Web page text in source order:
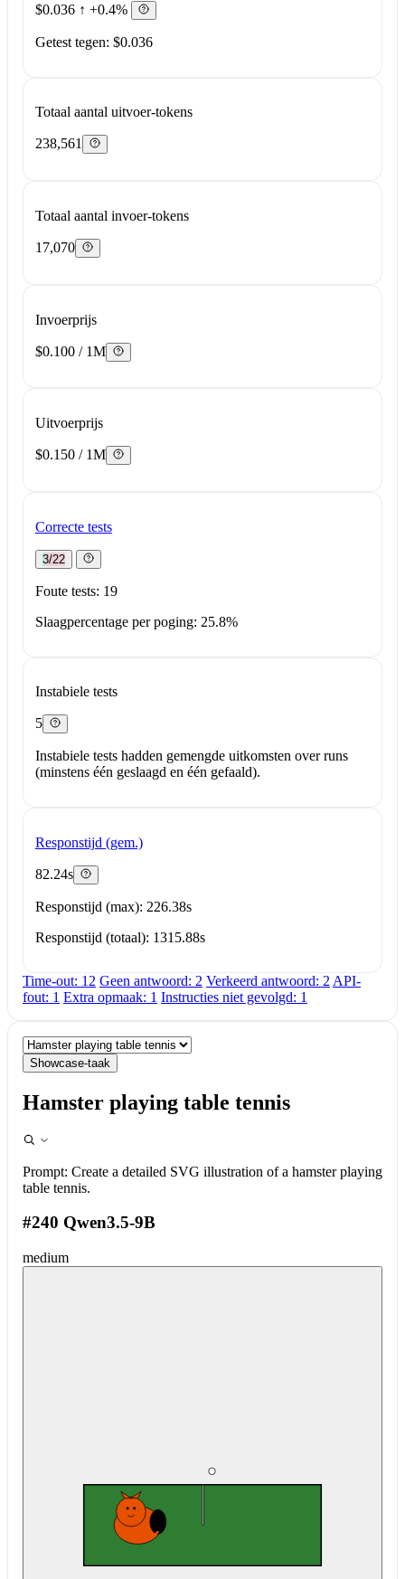
$0.036 ↑ +0.4%
Getest tegen: $0.036
Totaal aantal uitvoer-tokens
238,561
Totaal aantal invoer-tokens
17,070
Invoerprijs
$0.100 / 1M
Uitvoerprijs
$0.150 / 1M
Correcte tests
3/22
Foute tests: 19
Slaagpercentage per poging: 25.8%
Instabiele tests
5
Instabiele tests hadden gemengde uitkomsten over runs
(minstens één geslaagd en één gefaald).
Responstijd (gem.)
82.24s
Responstijd (max): 226.38s
Responstijd (totaal): 1315.88s
Time-out: 12 Geen antwoord: 2 Verkeerd antwoord: 2 API-
fout: 1 Extra opmaak: 1 Instructies niet gevolgd: 1
Showcase-taak
Hamster playing table tennis
Prompt: Create a detailed SVG illustration of a hamster playing
table tennis.
#240 Qwen3.5-9B
medium